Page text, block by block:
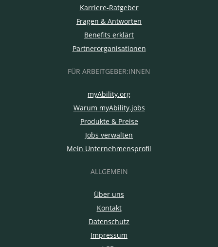
Karriere-Ratgeber
Fragen & Antworten
Benefits erklärt
Partnerorganisationen
FÜR ARBEITGEBER:INNEN
myAbility.org
Warum myAbility.jobs
Produkte & Preise
Jobs verwalten
Mein Unternehmensprofil
ALLGEMEIN
Über uns
Kontakt
Datenschutz
Impressum